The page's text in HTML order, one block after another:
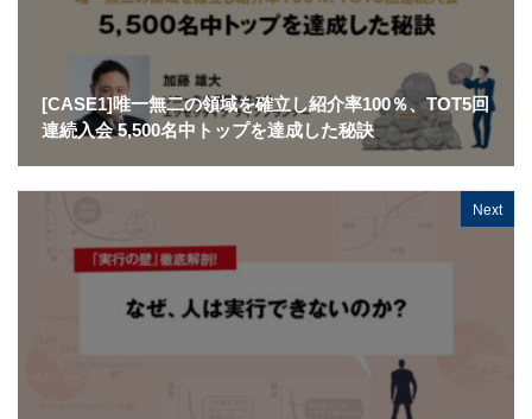
[CASE1]唯一無二の領域を確立し紹介率100％、TOT5回
連続入会 5,500名中トップを達成した秘訣
Next